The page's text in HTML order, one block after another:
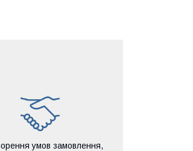
умов замовлення,